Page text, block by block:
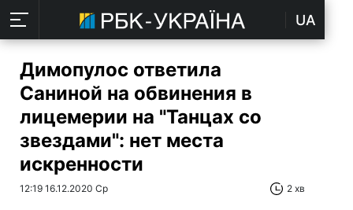
UA
Димопулос ответила
Саниной на обвинения в
лицемерии на "Танцах со
звездами": нет места
искренности
12:19 16.12.2020 Ср 2 хв